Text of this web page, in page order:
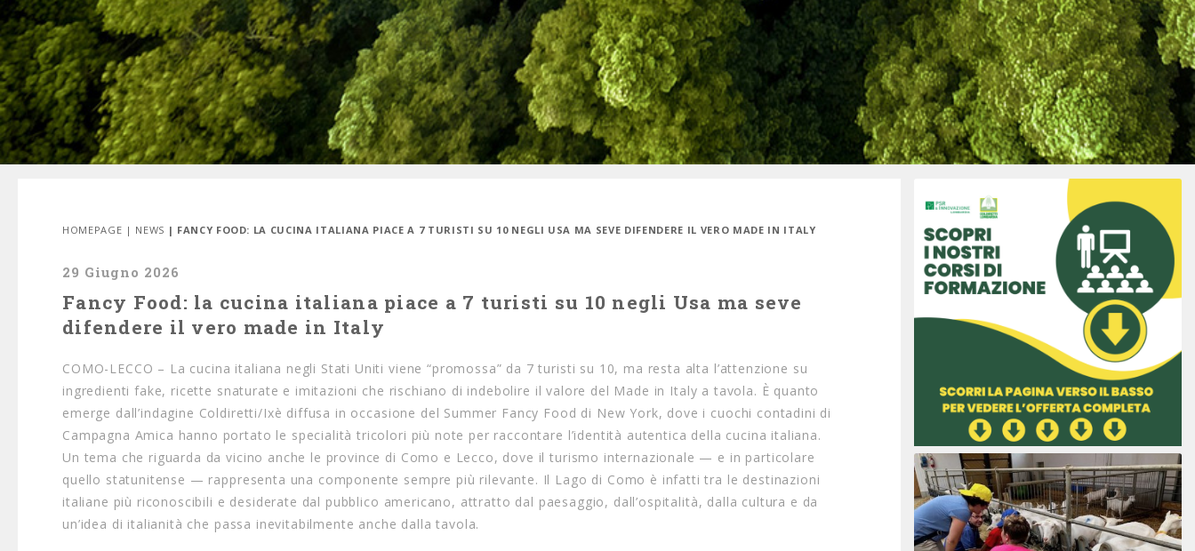
HOMEPAGE | NEWS | FANCY FOOD: LA CUCINA ITALIANA PIACE A 7 TURISTI SU 10 NEGLI USA MA SEVE DIFENDERE IL VERO MADE IN ITALY
29 Giugno 2026
Fancy Food: la cucina italiana piace a 7 turisti su 10 negli Usa ma seve
difendere il vero made in Italy
COMO-LECCO – La cucina italiana negli Stati Uniti viene “promossa” da 7 turisti su 10, ma resta alta l’attenzione su
ingredienti fake, ricette snaturate e imitazioni che rischiano di indebolire il valore del Made in Italy a tavola. È quanto
emerge dall’indagine Coldiretti/Ixè diffusa in occasione del Summer Fancy Food di New York, dove i cuochi contadini di
Campagna Amica hanno portato le specialità tricolori più note per raccontare l’identità autentica della cucina italiana.
Un tema che riguarda da vicino anche le province di Como e Lecco, dove il turismo internazionale — e in particolare
quello statunitense — rappresenta una componente sempre più rilevante. Il Lago di Como è infatti tra le destinazioni
italiane più riconoscibili e desiderate dal pubblico americano, attratto dal paesaggio, dall’ospitalità, dalla cultura e da
un’idea di italianità che passa inevitabilmente anche dalla tavola.